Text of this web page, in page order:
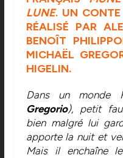
LUNE. UN
RÉALISÉ PAR
BENOÎT
MICHAËL
HIGELIN.
Dans un monde
Gregorio), petit
bien malgré lui
apporte la nuit et
Mais il enchaîne